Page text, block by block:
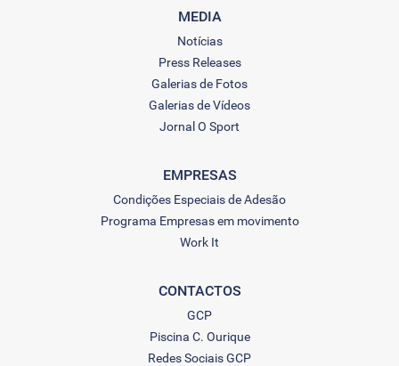
MEDIA
Notícias
Press Releases
Galerias de Fotos
Galerias de Vídeos
Jornal O Sport
EMPRESAS
Condições Especiais de Adesão
Programa Empresas em movimento
Work It
CONTACTOS
GCP
Piscina C. Ourique
Redes Sociais GCP